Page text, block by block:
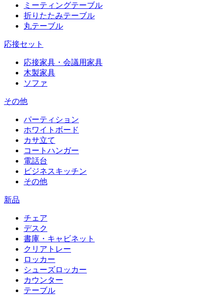
ミーティングテーブル
折りたたみテーブル
丸テーブル
応接セット
応接家具・会議用家具
木製家具
ソファ
その他
パーティション
ホワイトボード
カサ立て
コートハンガー
電話台
ビジネスキッチン
その他
新品
チェア
デスク
書庫・キャビネット
クリアトレー
ロッカー
シューズロッカー
カウンター
テーブル